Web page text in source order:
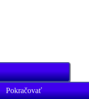
Pokračovať